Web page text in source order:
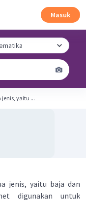
Masuk
yaitu ...
jenis, yaitu baja dan
digunakan untuk